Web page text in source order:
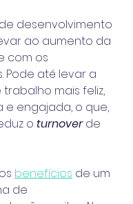
desenvolvimento
ao aumento da
com os
Pode até levar a
mais feliz,
e engajada, o que,
o turnover de
benefícios de um
de